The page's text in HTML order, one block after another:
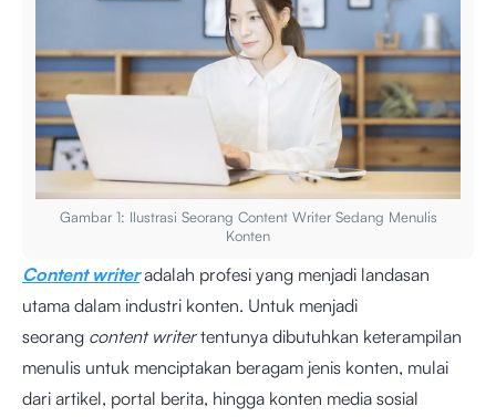
Gambar 1: Ilustrasi Seorang Content Writer Sedang Menulis
Konten
Content writeradalah profesi yang menjadi landasan
utama dalam industri konten. Untuk menjadi
seorang content writertentunya dibutuhkan keterampilan
menulis untuk menciptakan beragam jenis konten, mulai
dari artikel, portal berita, hingga konten media sosial